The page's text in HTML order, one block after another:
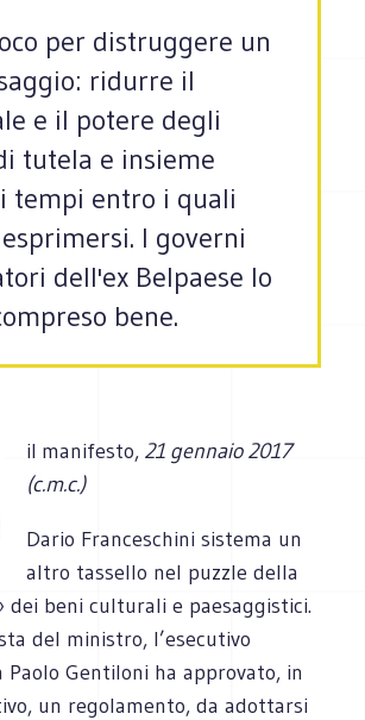
per distruggere un
ridurre il
e il potere degli
tutela e insieme
tempi entro i quali
I governi
dell'ex Belpaese lo
bene.
il manifesto, 21 gennaio 2017
(c.m.c.)
Dario Franceschini sistema un
altro tassello nel puzzle della
dei beni culturali e paesaggistici.
del ministro, l’esecutivo
Paolo Gentiloni ha approvato, in
un regolamento, da adottarsi